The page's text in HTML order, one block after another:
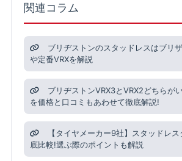
関連コラム
ブリヂストンのスタッドレスはブリ
や定番VRXを解説
ブリヂストンVRX3とVRX2どちらが
を価格と口コミもあわせて徹底解説!
【タイヤメーカー9社】スタッドレ
底比較!選ぶ際のポイントも解説